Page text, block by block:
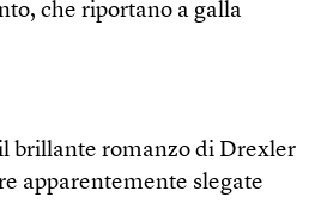
che riportano a galla
brillante romanzo di Drexler
apparentemente slegate